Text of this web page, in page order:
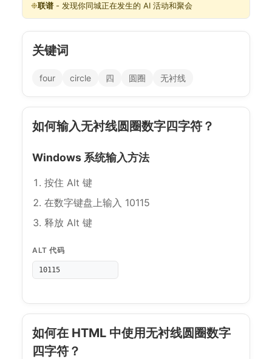
❉联谱 - 发现你同城正在发生的 AI 活动和聚会
关键词
four circle 四 圆圈 无衬线
如何输入无衬线圆圈数字四字符？
Windows 系统输入方法
按住 Alt 键
在数字键盘上输入 10115
释放 Alt 键
ALT 代码
10115
如何在 HTML 中使用无衬线圆圈数字
四字符？